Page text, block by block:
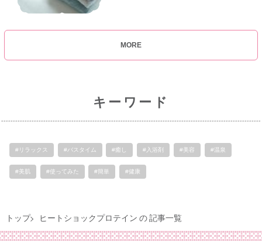
MORE
キーワード
#リラックス #バスタイム #癒し #入浴剤 #美容 #温泉
#美肌 #使ってみた #簡単 #健康
トップ ヒートショックプロテイン の 記事一覧